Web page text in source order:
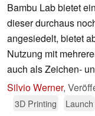
Bambu Lab bietet
dieser durchaus
angesiedelt, bietet
Nutzung mit
auch als Zeichen-
Silvio Werner,
3D Printing Launch